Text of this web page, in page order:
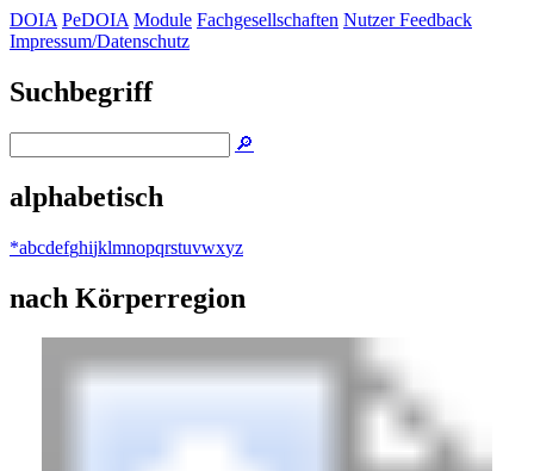
DOIA PeDOIA Module Fachgesellschaften Nutzer Feedback
Impressum/Datenschutz
Suchbegriff
🔎
alphabetisch
*abcdefghijklmnopqrstuvwxyz
nach Körperregion